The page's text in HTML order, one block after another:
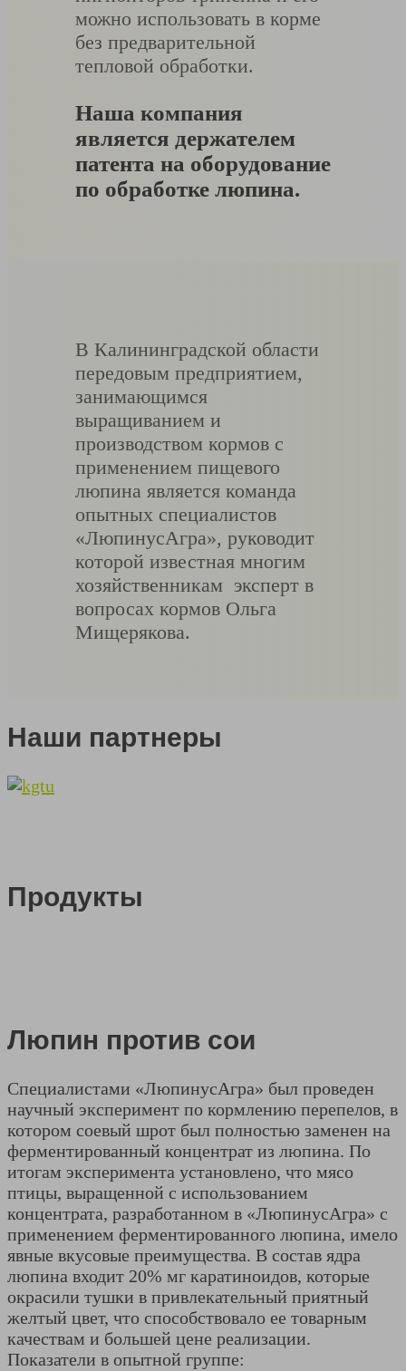
можно использовать в корме
без предварительной
тепловой обработки.
Наша компания
является держателем
патента на оборудование
по обработке люпина.
В Калининградской области
передовым предприятием,
занимающимся
выращиванием и
производством кормов с
применением пищевого
люпина является команда
опытных специалистов
«ЛюпинусАгра», руководит
которой известная многим
хозяйственникам эксперт в
вопросах кормов Ольга
Мищерякова.
Наши партнеры
Продукты
Люпин против сои
Специалистами «ЛюпинусАгра» был проведен
научный эксперимент по кормлению перепелов, в
котором соевый шрот был полностью заменен на
ферментированный концентрат из люпина. По
итогам эксперимента установлено, что мясо
птицы, выращенной с использованием
концентрата, разработанном в «ЛюпинусАгра» с
применением ферментированного люпина, имело
явные вкусовые преимущества. В состав ядра
люпина входит 20% мг каратиноидов, которые
окрасили тушки в привлекательный приятный
желтый цвет, что способствовало ее товарным
качествам и большей цене реализации.
Показатели в опытной группе: